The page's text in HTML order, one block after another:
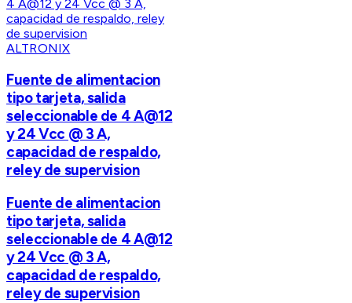
ALTRONIX
Fuente de alimentacion
tipo tarjeta, salida
seleccionable de 4 A@12
y 24 Vcc @ 3 A,
capacidad de respaldo,
reley de supervision
Fuente de alimentacion
tipo tarjeta, salida
seleccionable de 4 A@12
y 24 Vcc @ 3 A,
capacidad de respaldo,
reley de supervision